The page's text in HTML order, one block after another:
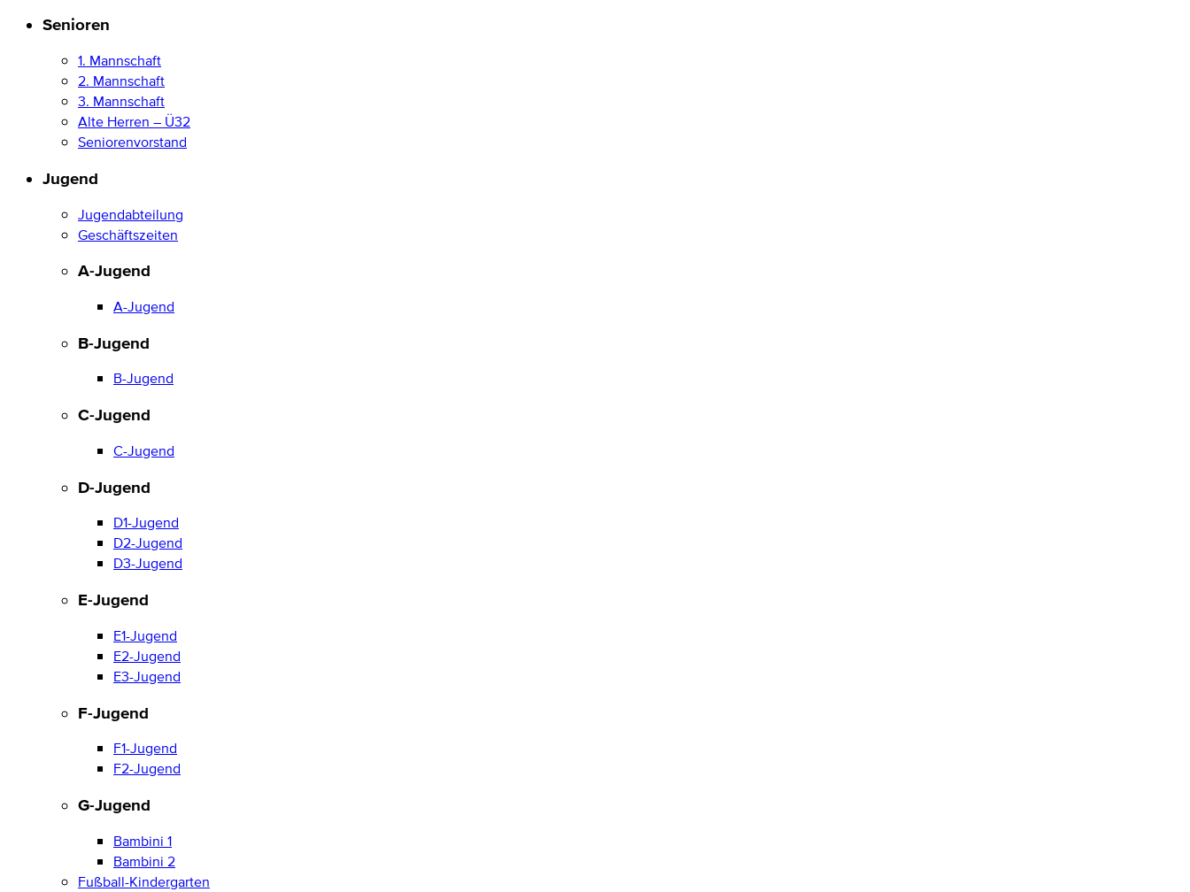
Senioren
1. Mannschaft
2. Mannschaft
3. Mannschaft
Alte Herren – Ü32
Seniorenvorstand
Jugend
Jugendabteilung
Geschäftszeiten
A-Jugend
A-Jugend
B-Jugend
B-Jugend
C-Jugend
C-Jugend
D-Jugend
D1-Jugend
D2-Jugend
D3-Jugend
E-Jugend
E1-Jugend
E2-Jugend
E3-Jugend
F-Jugend
F1-Jugend
F2-Jugend
G-Jugend
Bambini 1
Bambini 2
Fußball-Kindergarten